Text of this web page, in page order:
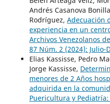
Andrés Casanova
Rodríguez, Adecuación
experiencia en un
Archivos Venezolanos
87 Núm. 2 (2024): Julio-
Elias Kassisse, Pedro
Jorge Kassisse,
menores de 2 Años
adquirida en la
Puericultura y